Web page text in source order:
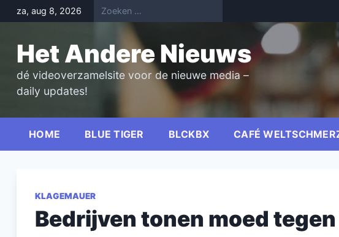
Skip
to
za, aug 8, 2026
Het Andere Nieuws
dé videoverzamelsite voor de nieuwe media –
daily updates!
HOME BLUE TIGER BLCKBX CAFÉ
KLAGEMAUER
Bedrijven tonen moed